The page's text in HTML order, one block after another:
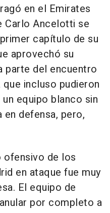
en el Emirates
Carlo Ancelotti se
capítulo de su
aprovechó su
parte del encuentro
incluso pudieron
equipo blanco sin
defensa, pero,
ofensivo de los
en ataque fue muy
El equipo de
por completo a